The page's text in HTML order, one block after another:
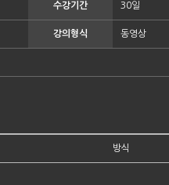
수강기간 30일
강의형식 동영상
방식